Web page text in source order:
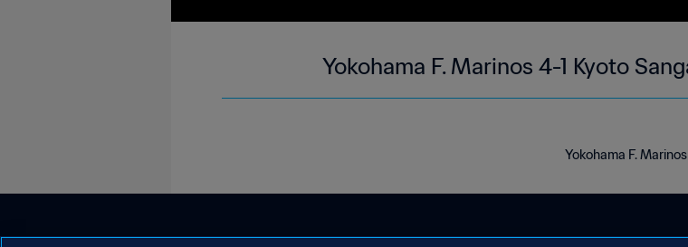
Yokohama F. Marinos 4-1 Kyoto
Yokohama F.